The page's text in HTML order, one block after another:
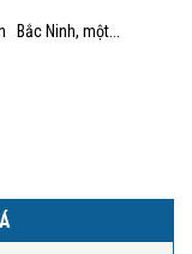
Bắc Ninh, một...